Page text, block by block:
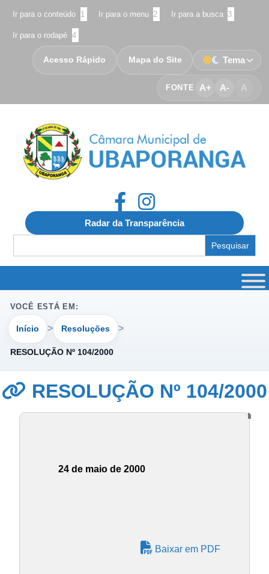
Ir para o conteúdo 1 Ir para o menu 2 Ir para a busca 3
Ir para o rodapé 4
FONTE A+ A- A
Acesso Rápido Mapa do Site Tema
Radar da Transparência
for:
VOCÊ ESTÁ EM:
Início Resoluções
RESOLUÇÃO Nº 104/2000
RESOLUÇÃO Nº 104/2000
24 de maio de 2000
Baixar em PDF